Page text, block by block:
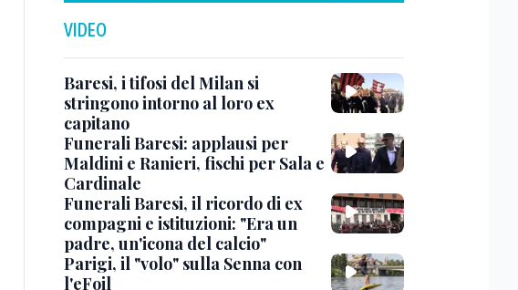
VIDEO
Baresi, i tifosi del Milan si
stringono intorno al loro ex
capitano
Funerali Baresi: applausi per
Maldini e Ranieri, fischi per Sala e
Cardinale
Funerali Baresi, il ricordo di ex
compagni e istituzioni: "Era un
padre, un'icona del calcio"
Parigi, il "volo" sulla Senna con
l'eFoil